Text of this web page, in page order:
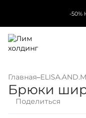
-
Главная–
Брюки
Поделиться